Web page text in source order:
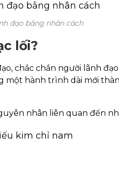
đạo bằng nhân cách
lối?
chắc chắn người lãnh
hành trình dài mới
nhân liên quan đến
kim chỉ nam